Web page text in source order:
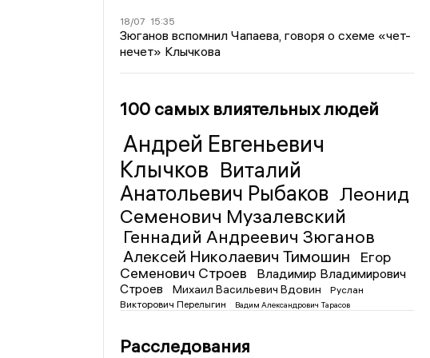
18/07 15:35
Зюганов вспомнил Чапаева, говоря о схеме «чет-
нечет» Клычкова
100 самых влиятельных людей
Андрей Евгеньевич
Клычков Виталий
Анатольевич Рыбаков Леонид
Семенович Музалевский
Геннадий Андреевич Зюганов
Алексей Николаевич Тимошин
Егор
Семенович Строев
Владимир Владимирович
Строев
Михаил Васильевич Вдовин
Руслан
Викторович Перелыгин
Вадим Александрович Тарасов
Расследования